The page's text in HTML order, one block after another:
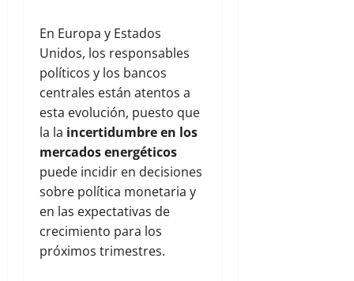
En Europa y Estados
Unidos, los responsables
políticos y los bancos
centrales están atentos a
esta evolución, puesto que
la la incertidumbre en los
mercados energéticos
puede incidir en decisiones
sobre política monetaria y
en las expectativas de
crecimiento para los
próximos trimestres.